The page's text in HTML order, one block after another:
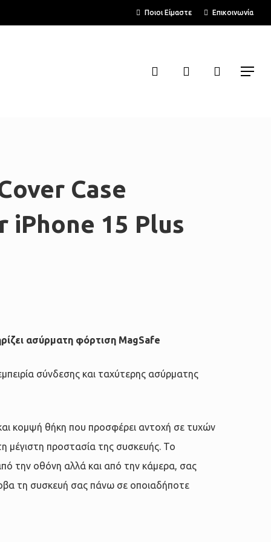
Ποιοι Είμαστε Επικοινωνία
Menu
search account
Case
iPhone 15 Plus
ασύρματη φόρτιση MagSafe
σύνδεσης και ταχύτερης ασύρματης
κομψή θήκη που προσφέρει αντοχή σε τυχών
μέγιστη προστασία της συσκευής. Το
την οθόνη αλλά και από την κάμερα, σας
τη συσκευή σας πάνω σε οποιαδήποτε
Menu